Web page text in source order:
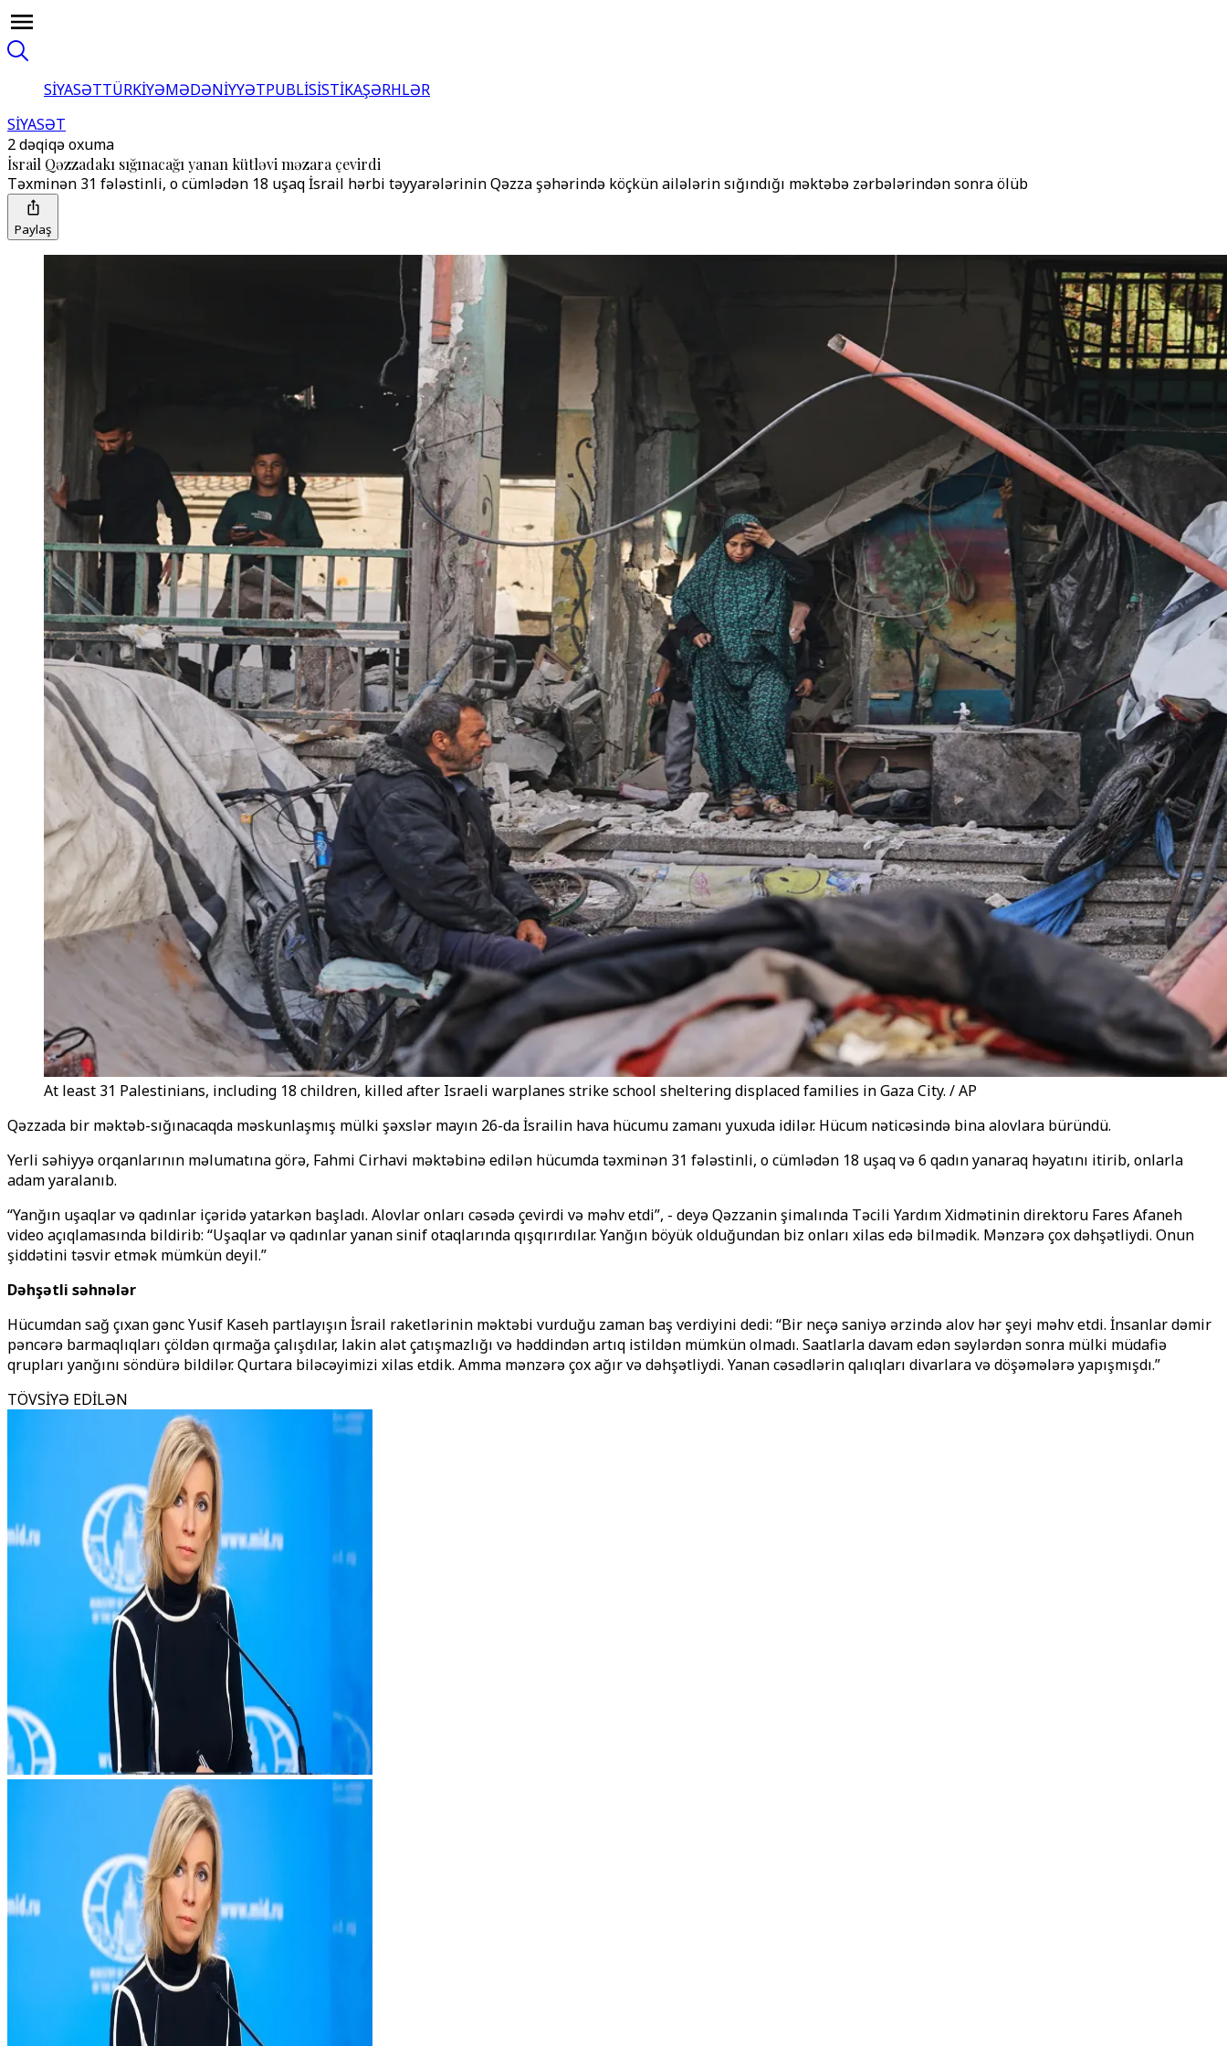
SİYASƏTTÜRKİYƏMƏDƏNİYYƏTPUBLİSİSTİKAŞƏRHLƏR
SİYASƏT
2 dəqiqə oxuma
İsrail Qəzzadakı sığınacağı yanan kütləvi məzara çevirdi
Təxminən 31 fələstinli, o cümlədən 18 uşaq İsrail hərbi təyyarələrinin Qəzza şəhərində köçkün ailələrin sığındığı məktəbə zərbələrindən sonra ölüb
Paylaş
At least 31 Palestinians, including 18 children, killed after Israeli warplanes strike school sheltering displaced families in Gaza City. / AP
Qəzzada bir məktəb-sığınacaqda məskunlaşmış mülki şəxslər mayın 26-da İsrailin hava hücumu zamanı yuxuda idilər. Hücum nəticəsində bina alovlara büründü.
Yerli səhiyyə orqanlarının məlumatına görə, Fahmi Cirhavi məktəbinə edilən hücumda təxminən 31 fələstinli, o cümlədən 18 uşaq və 6 qadın yanaraq həyatını itirib, onlarla
adam yaralanıb.
“Yanğın uşaqlar və qadınlar içəridə yatarkən başladı. Alovlar onları cəsədə çevirdi və məhv etdi”, - deyə Qəzzanin şimalında Təcili Yardım Xidmətinin direktoru Fares Afaneh
video açıqlamasında bildirib: “Uşaqlar və qadınlar yanan sinif otaqlarında qışqırırdılar. Yanğın böyük olduğundan biz onları xilas edə bilmədik. Mənzərə çox dəhşətliydi. Onun
şiddətini təsvir etmək mümkün deyil.”
Dəhşətli səhnələr
Hücumdan sağ çıxan gənc Yusif Kaseh partlayışın İsrail raketlərinin məktəbi vurduğu zaman baş verdiyini dedi: “Bir neçə saniyə ərzində alov hər şeyi məhv etdi. İnsanlar dəmir
pəncərə barmaqlıqları çöldən qırmağa çalışdılar, lakin alət çatışmazlığı və həddindən artıq istildən mümkün olmadı. Saatlarla davam edən səylərdən sonra mülki müdafiə
qrupları yanğını söndürə bildilər. Qurtara biləcəyimizi xilas etdik. Amma mənzərə çox ağır və dəhşətliydi. Yanan cəsədlərin qalıqları divarlara və döşəmələrə yapışmışdı.”
TÖVSİYƏ EDİLƏN